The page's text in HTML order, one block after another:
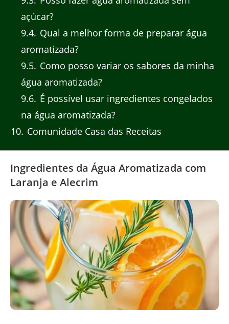
açúcar?
9.4 Qual a melhor forma de preparar água
aromatizada?
9.5 Como posso variar os sabores da minha
água aromatizada?
9.6 É possível usar ingredientes congelados
na água aromatizada?
10 Comunidade Casa das Receitas
Ingredientes da Água Aromatizada com
Laranja e Alecrim